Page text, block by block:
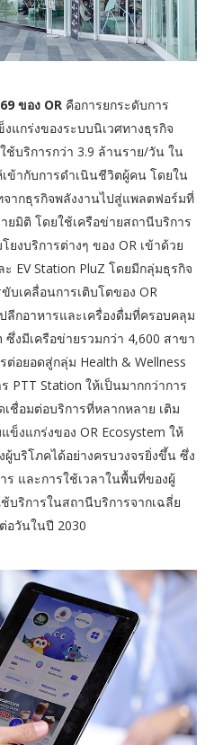
ของ ORคือการยกระดับการ
แกร่งของระบบนิเวศทางธุรกิจ
ช้บริการกว่า 3.9 ล้านราย/วัน ใน
ข้ากับการดำเนินชีวิตผู้คน โดยใน
ากธุรกิจพลังงานไปสู่แพลตฟอร์มที่
ยมิติ โดยใช้เครือข่ายสถานีบริการ
งบริการต่างๆ ของ OR เข้าด้วย
EV Station PluZ โดยมีกลุ่มธุรกิจ
บเคลื่อนการเติบโตของ OR
ลีกอาหารและเครื่องดื่มที่ครอบคลุม
งมีเครือข่ายรวมกว่า 4,600 สาขา
ต่อยอดสู่กลุ่ม Health & Wellness
PTT Station ให้เป็นมากกว่าการ
ชื่อมต่อบริการที่หลากหลาย เติม
งแกร่งของ OR Ecosystem ให้
บริโภคได้อย่างครบวงจรยิ่งขึ้น ซึ่ง
ร และการใช้เวลาในพื้นที่ของผู้
บริการในสถานีบริการจากเฉลี่ย
อวันในปี 2030